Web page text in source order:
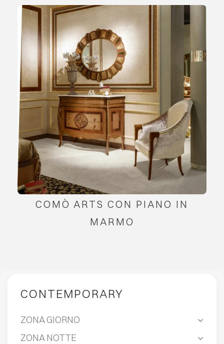
COMÒ ARTS CON PIANO IN
MARMO
CONTEMPORARY
ZONA GIORNO
ZONA NOTTE